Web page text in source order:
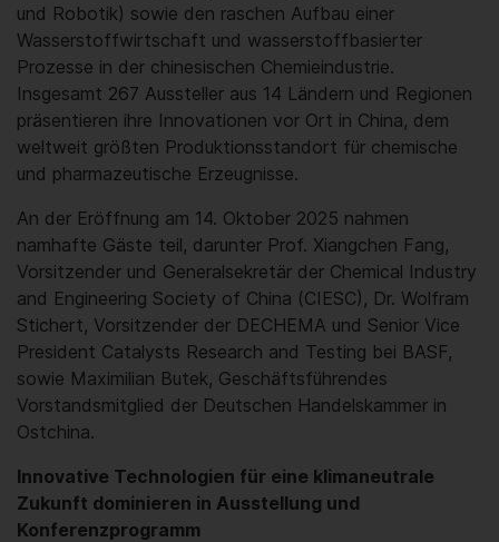
und Robotik) sowie den raschen Aufbau einer
Wasserstoffwirtschaft und wasserstoffbasierter
Prozesse in der chinesischen Chemieindustrie.
Insgesamt 267 Aussteller aus 14 Ländern und Regionen
präsentieren ihre Innovationen vor Ort in China, dem
weltweit größten Produktionsstandort für chemische
und pharmazeutische Erzeugnisse.
An der Eröffnung am 14. Oktober 2025 nahmen
namhafte Gäste teil, darunter Prof. Xiangchen Fang,
Vorsitzender und Generalsekretär der Chemical Industry
and Engineering Society of China (CIESC), Dr. Wolfram
Stichert, Vorsitzender der DECHEMA und Senior Vice
President Catalysts Research and Testing bei BASF,
sowie Maximilian Butek, Geschäftsführendes
Vorstandsmitglied der Deutschen Handelskammer in
Ostchina.
Innovative Technologien für eine klimaneutrale
Zukunft dominieren in Ausstellung und
Konferenzprogramm